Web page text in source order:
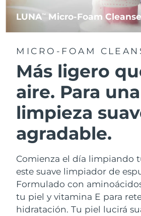
LUNATM Micro-Foam
MICRO-FOAM
Más ligero
aire. Para una
limpieza
agradable.
Comienza el día limpiando
este suave limpiador de
Formulado con
tu piel y vitamina E para
hidratación. Tu piel lucirá